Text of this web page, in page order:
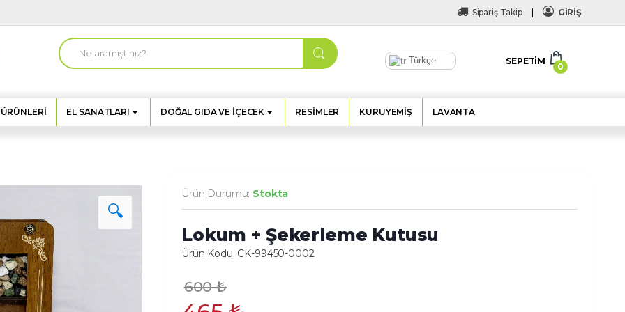
Sipariş Takip GİRİŞ
Türkçe
A
r
a
SEPETIM
0
EL SANATLARI DOĞAL GIDA VE İÇECEK RESIMLER KURUYEMIŞ LAVANTA
🔍
Ürün Durumu: Stokta
Lokum + Şekerleme Kutusu
Ürün Kodu: CK-99450-0002
600₺